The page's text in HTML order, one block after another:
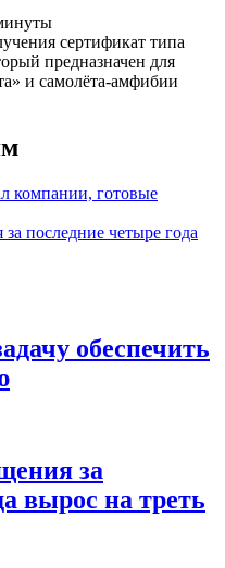
сертификат типа
предназначен для
и самолёта-амфибии
компании, готовые
последние четыре года
обеспечить
за
вырос на треть